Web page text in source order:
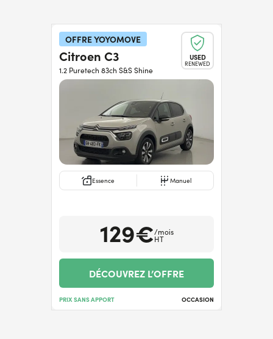
OFFRE YOYOMOVE
USED
RENEWED
Citroen C3
1.2 Puretech 83ch S&S Shine
Essence Manuel
129€/mois
HT
DÉCOUVREZ L’OFFRE
PRIX SANS APPORT OCCASION